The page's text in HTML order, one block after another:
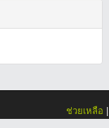
ช่วยเหลือ